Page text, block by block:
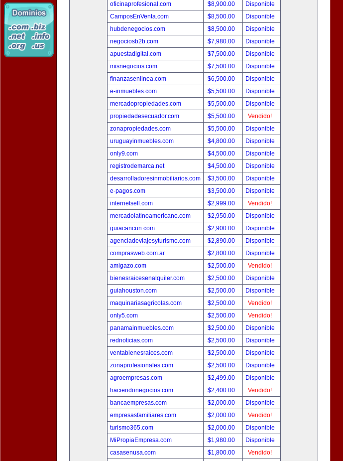
oficinaprofesional.com
$8,900.00
Disponible
CamposEnVenta.com
$8,500.00
Disponible
hubdenegocios.com
$8,500.00
Disponible
negociosb2b.com
$7,980.00
Disponible
apuestadigital.com
$7,500.00
Disponible
misnegocios.com
$7,500.00
Disponible
finanzasenlinea.com
$6,500.00
Disponible
e-inmuebles.com
$5,500.00
Disponible
mercadopropiedades.com
$5,500.00
Disponible
propiedadesecuador.com
$5,500.00
Vendido!
zonapropiedades.com
$5,500.00
Disponible
uruguayinmuebles.com
$4,800.00
Disponible
only9.com
$4,500.00
Disponible
registrodemarca.net
$4,500.00
Disponible
desarrolladoresinmobiliarios.com
$3,500.00
Disponible
e-pagos.com
$3,500.00
Disponible
internetsell.com
$2,999.00
Vendido!
mercadolatinoamericano.com
$2,950.00
Disponible
guiacancun.com
$2,900.00
Disponible
agenciadeviajesyturismo.com
$2,890.00
Disponible
comprasweb.com.ar
$2,800.00
Disponible
amigazo.com
$2,500.00
Vendido!
bienesraicesenalquiler.com
$2,500.00
Disponible
guiahouston.com
$2,500.00
Disponible
maquinariasagricolas.com
$2,500.00
Vendido!
only5.com
$2,500.00
Vendido!
panamainmuebles.com
$2,500.00
Disponible
rednoticias.com
$2,500.00
Disponible
ventabienesraices.com
$2,500.00
Disponible
zonaprofesionales.com
$2,500.00
Disponible
agroempresas.com
$2,499.00
Disponible
haciendonegocios.com
$2,400.00
Vendido!
bancaempresas.com
$2,000.00
Disponible
empresasfamiliares.com
$2,000.00
Vendido!
turismo365.com
$2,000.00
Disponible
MiPropiaEmpresa.com
$1,980.00
Disponible
casasenusa.com
$1,800.00
Vendido!